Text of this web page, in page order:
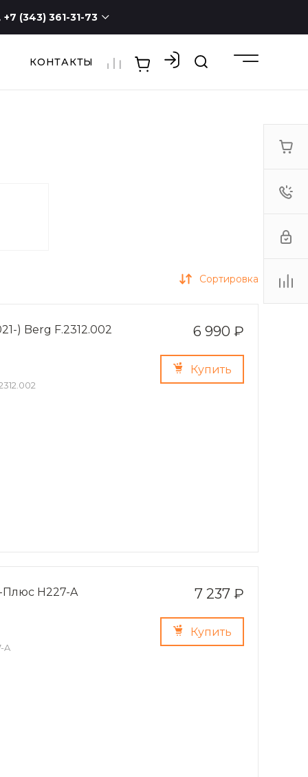
+7 (343) 361-31-73
+7 (343) 361-31-73
КОНТАКТЫ
Сортировка
6 990 ₽
Купить
) Berg F.2312.002
7 237 ₽
Купить
H227-A
A